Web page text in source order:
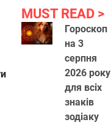
MUST READ
Гороскоп
на 3
серпня
2026 року
для всіх
знаків
зодіаку